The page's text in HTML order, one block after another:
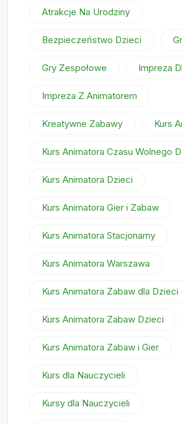
Atrakcje Na Urodziny
Bezpieczeństwo Dzieci
Gry Zespołowe Impreza
Impreza Z Animatorem
Kreatywne Zabawy Kurs
Kurs Animatora Czasu Wolnego
Kurs Animatora Dzieci
Kurs Animatora Gier i Zabaw
Kurs Animatora Stacjonarny
Kurs Animatora Warszawa
Kurs Animatora Zabaw dla Dzieci
Kurs Animatora Zabaw Dzieci
Kurs Animatora Zabaw i Gier
Kurs dla Nauczycieli
Kursy dla Nauczycieli